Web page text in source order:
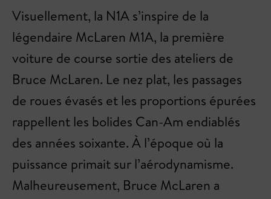
Visuellement, la N1A s’inspire de la
légendaire McLaren M1A, la première
voiture de course sortie des ateliers de
Bruce McLaren. Le nez plat, les passages
de roues évasés et les proportions épurées
rappellent les bolides Can-Am endiablés
des années soixante. À l’époque où la
puissance primait sur l’aérodynamisme.
Malheureusement, Bruce McLaren a